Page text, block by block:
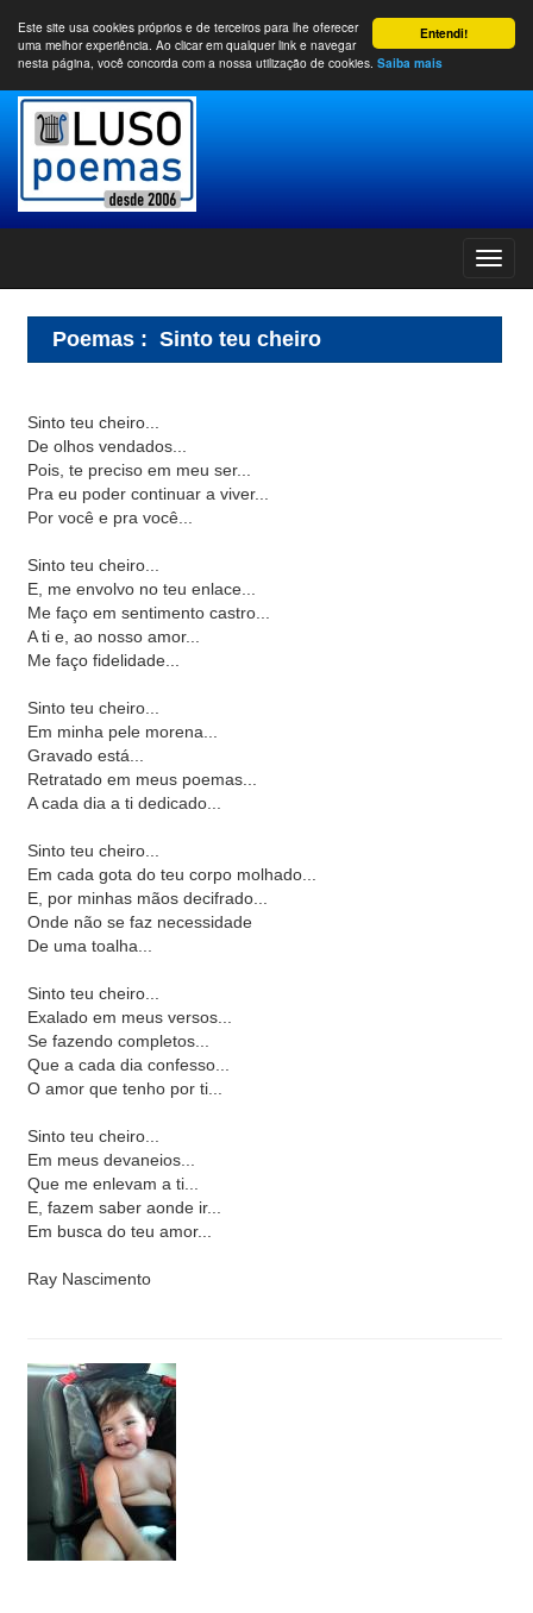
Entendi!
Este site usa cookies próprios e de terceiros para lhe oferecer
uma melhor experiência. Ao clicar em qualquer link e navegar
nesta página, você concorda com a nossa utilização de cookies. Saiba mais
Poemas : Sinto teu cheiro
Sinto teu cheiro...
De olhos vendados...
Pois, te preciso em meu ser...
Pra eu poder continuar a viver...
Por você e pra você...
Sinto teu cheiro...
E, me envolvo no teu enlace...
Me faço em sentimento castro...
A ti e, ao nosso amor...
Me faço fidelidade...
Sinto teu cheiro...
Em minha pele morena...
Gravado está...
Retratado em meus poemas...
A cada dia a ti dedicado...
Sinto teu cheiro...
Em cada gota do teu corpo molhado...
E, por minhas mãos decifrado...
Onde não se faz necessidade
De uma toalha...
Sinto teu cheiro...
Exalado em meus versos...
Se fazendo completos...
Que a cada dia confesso...
O amor que tenho por ti...
Sinto teu cheiro...
Em meus devaneios...
Que me enlevam a ti...
E, fazem saber aonde ir...
Em busca do teu amor...
Ray Nascimento